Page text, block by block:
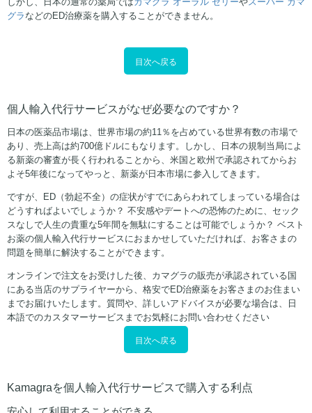
グラなどのED治療薬を購入することができません。
目次へ戻る
個人輸入代行サービスがなぜ必要なのですか？
日本の医薬品市場は、世界市場の約11％を占めている世界有数の市場で
あり、売上高は約700億ドルにもなります。しかし、日本の規制当局によ
る新薬の審査が長く行われることから、米国と欧州で承認されてからお
よそ5年後になってやっと、新薬が日本市場に参入してきます。
ですが、ED（勃起不全）の症状がすでにあらわれてしまっている場合は
どうすればよいでしょうか？ 不安感やデートへの恐怖のために、セック
スなしで人生の貴重な5年間を無駄にすることは可能でしょうか？ ベスト
お薬の個人輸入代行サービスにおまかせしていただければ、お客さまの
問題を簡単に解決することができます。
オンラインで注文をお受けした後、カマグラの販売が承認されている国
にある当店のサプライヤーから、格安でED治療薬をお客さまのお住まい
までお届けいたします。質問や、詳しいアドバイスが必要な場合は、日
本語でのカスタマーサービスまでお気軽にお問い合わせください
目次へ戻る
Kamagraを個人輸入代行サービスで購入する利点